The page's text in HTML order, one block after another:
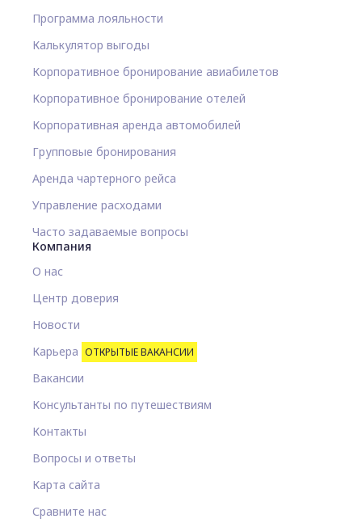
Программа лояльности
Калькулятор выгоды
Корпоративное бронирование авиабилетов
Корпоративное бронирование отелей
Корпоративная аренда автомобилей
Групповые бронирования
Аренда чартерного рейса
Управление расходами
Часто задаваемые вопросы
Компания
О нас
Центр доверия
Новости
Карьера ОТКРЫТЫЕ ВАКАНСИИ
Вакансии
Консультанты по путешествиям
Контакты
Вопросы и ответы
Карта сайта
Сравните нас